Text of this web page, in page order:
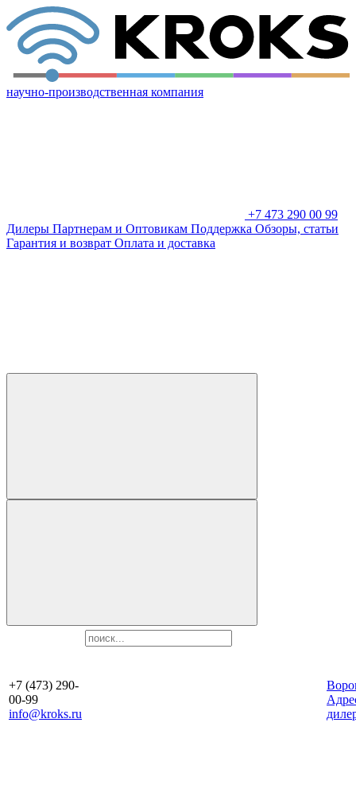
научно-производственная компания
+7 473 290 00 99
Дилеры Партнерам и Оптовикам Поддержка Обзоры, статьи
Гарантия и возврат Оплата и доставка
+7 (473) 290-
00-99
info@kroks.ru